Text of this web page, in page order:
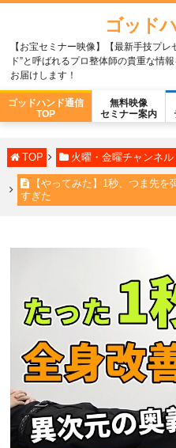
ゴッド
【お宝セミナー映像】【最新手技プ
ド”と呼ばれるプロ整体師の貴重な情
お届けします！
ゴッドハンド通信
TOP
無料映像
セミナー案内
TOP 火曜・金曜チャンネル
【やってみた】1秒、つま先
すぎた